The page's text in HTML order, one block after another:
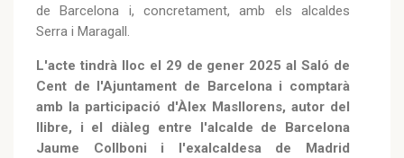
de Barcelona i, concretament, amb els alcaldes
Serra i Maragall.
L'acte tindrà lloc el 29 de gener 2025 al Saló de
Cent de l'Ajuntament de Barcelona i comptarà
amb la participació d'Àlex Masllorens, autor del
llibre, i el diàleg entre l'alcalde de Barcelona
Jaume Collboni i l'exalcaldesa de Madrid